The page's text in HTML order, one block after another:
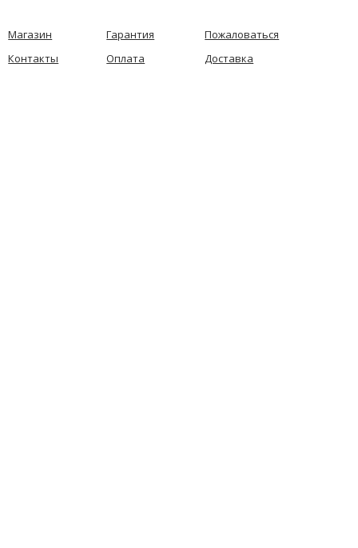
Магазин Гарантия
Пожаловаться
Контакты
Оплата Доставка